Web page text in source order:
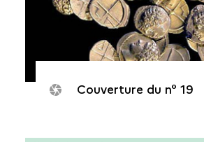
Couverture du n° 19